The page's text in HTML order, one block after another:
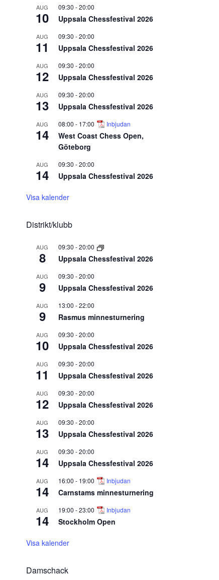
AUG
10
09:30 -20:00
Uppsala Chessfestival 2026
AUG
11
09:30 -20:00
Uppsala Chessfestival 2026
AUG
12
09:30 -20:00
Uppsala Chessfestival 2026
AUG
13
09:30 -20:00
Uppsala Chessfestival 2026
AUG
14
08:00 - 17:00 Inbjudan
West Coast Chess Open,
Göteborg
AUG
14
09:30 -20:00
Uppsala Chessfestival 2026
Visa kalender
Distrikt/klubb
AUG
8
09:30 -20:00
Uppsala Chessfestival 2026
AUG
9
09:30 -20:00
Uppsala Chessfestival 2026
AUG
9
13:00 -22:00
Rasmus minnesturnering
AUG
10
09:30 -20:00
Uppsala Chessfestival 2026
AUG
11
09:30 -20:00
Uppsala Chessfestival 2026
AUG
12
09:30 -20:00
Uppsala Chessfestival 2026
AUG
13
09:30 -20:00
Uppsala Chessfestival 2026
AUG
14
09:30 -20:00
Uppsala Chessfestival 2026
AUG
14
16:00 - 19:00 Inbjudan
Carnstams minnesturnering
AUG
14
19:00 -23:00 Inbjudan
Stockholm Open
Visa kalender
Damschack